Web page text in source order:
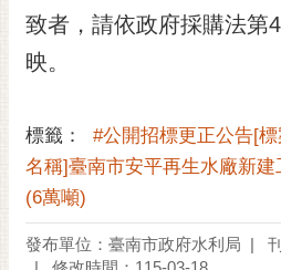
致者，請依政府採購法第
映。
標籤：
#公開招標更正公告[
名稱]臺南市安平再生水廠新
(6萬噸)
發布單位：臺南市政府水利局